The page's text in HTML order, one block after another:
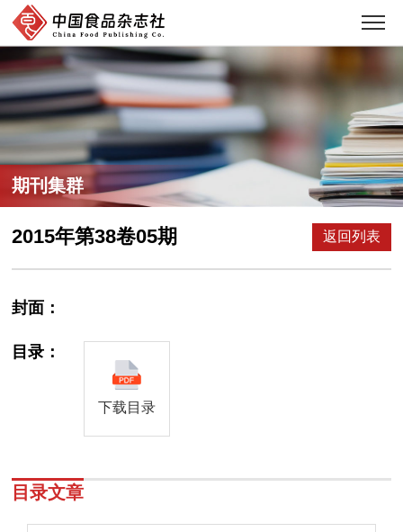
期刊集群
2015年第38卷05期 返回列表
封面：
目录：
下载目录
目录文章